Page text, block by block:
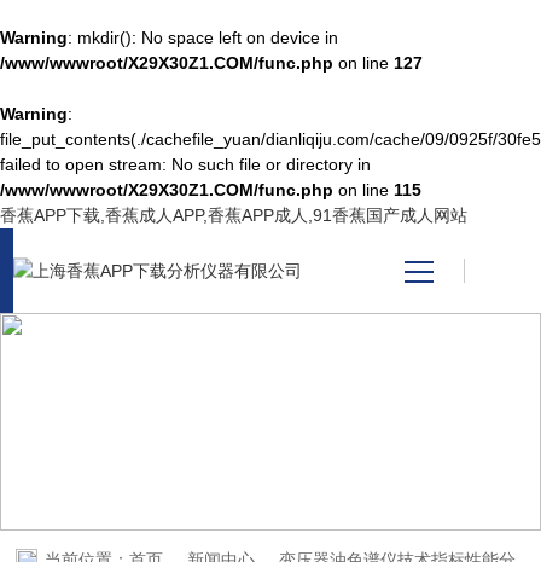
Warning: mkdir(): No space left on device in
/www/wwwroot/X29X30Z1.COM/func.php on line 127
Warning:
file_put_contents(./cachefile_yuan/dianliqiju.com/cache/09/0925f/
failed to open stream: No such file or directory in
/www/wwwroot/X29X30Z1.COM/func.php on line 115
香蕉APP下载,香蕉成人APP,香蕉APP成人,91香蕉国产成人网站
产品中心
关于香蕉APP下载